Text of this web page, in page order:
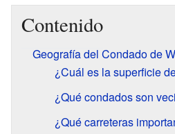
Contenido
Geografía del Condado de
¿Cuál es la superficie
¿Qué condados son
¿Qué carreteras